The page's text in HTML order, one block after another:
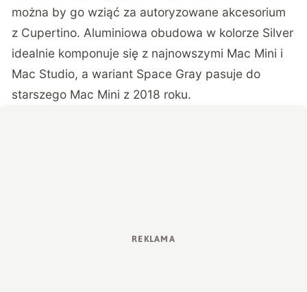
można by go wziąć za autoryzowane akcesorium
z Cupertino. Aluminiowa obudowa w kolorze Silver
idealnie komponuje się z najnowszymi Mac Mini i
Mac Studio, a wariant Space Gray pasuje do
starszego Mac Mini z 2018 roku.